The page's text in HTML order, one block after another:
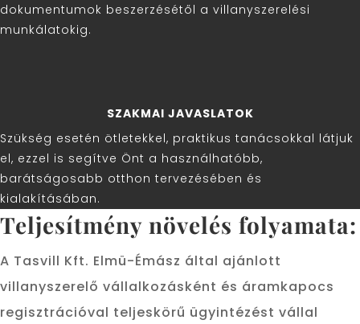
dokumentumok beszerzésétől a villanyszerelési
munkálatokig.
SZAKMAI JAVASLATOK
Szükség esetén ötletekkel, praktikus tanácsokkal látjuk
el, ezzel is segítve Önt a használhatóbb,
barátságosabb otthon tervezésében és
kialakításában.
Teljesítmény növelés folyamata:
A Tasvill Kft. Elmü-Émász által ajánlott
villanyszerelő vállalkozásként és áramkapocs
regisztrációval teljeskörű ügyintézést vállal